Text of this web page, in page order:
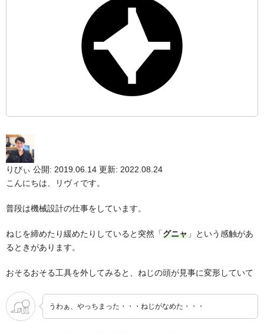
りびぃ 公開: 2019.06.14 更新: 2022.08.24
こんにちは、リヴィです。
普段は機械設計の仕事をしています。
ねじを締めたり緩めたりしていると突然「グニャ 」という感触があ
るときがあります。
おそるおそる工具を外してみると、ねじの頭が見事に変形していて
うわぁ、やっちまった・・・ねじがなめた・・・